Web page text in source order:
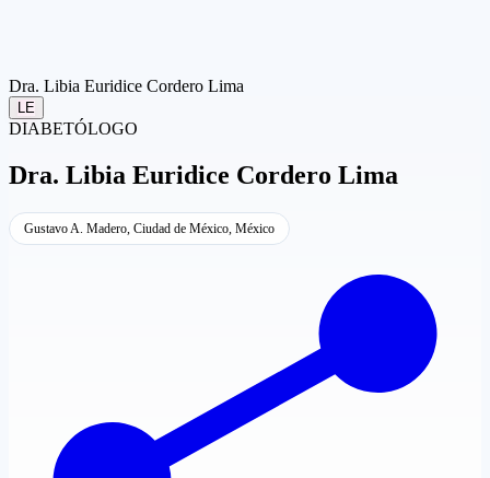
Dra. Libia Euridice Cordero Lima
LE
DIABETÓLOGO
Dra. Libia Euridice Cordero Lima
Gustavo A. Madero, Ciudad de México, México